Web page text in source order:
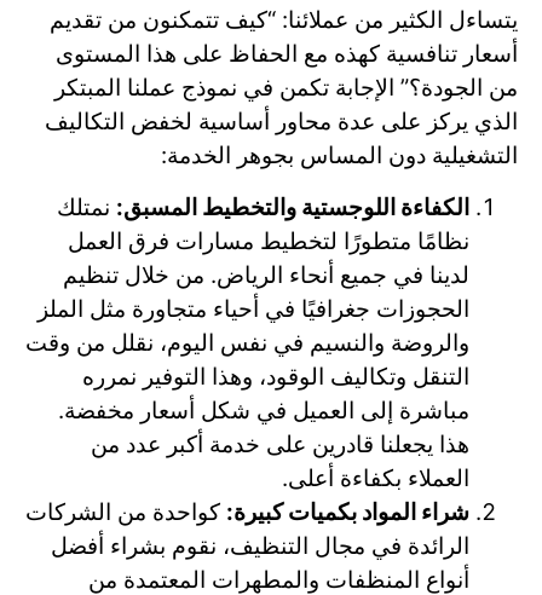
يتساءل الكثير من عملائنا: “كيف تتمكنون من تقديم
أسعار تنافسية كهذه مع الحفاظ على هذا المستوى
من الجودة؟” الإجابة تكمن في نموذج عملنا المبتكر
الذي يركز على عدة محاور أساسية لخفض التكاليف
التشغيلية دون المساس بجوهر الخدمة:
الكفاءة اللوجستية والتخطيط المسبق: نمتلك
نظامًا متطورًا لتخطيط مسارات فرق العمل
لدينا في جميع أنحاء الرياض. من خلال تنظيم
الحجوزات جغرافيًا في أحياء متجاورة مثل الملز
والروضة والنسيم في نفس اليوم، نقلل من وقت
التنقل وتكاليف الوقود، وهذا التوفير نمرره
مباشرة إلى العميل في شكل أسعار مخفضة.
هذا يجعلنا قادرين على خدمة أكبر عدد من
العملاء بكفاءة أعلى.
شراء المواد بكميات كبيرة: كواحدة من الشركات
الرائدة في مجال التنظيف، نقوم بشراء أفضل
أنواع المنظفات والمطهرات المعتمدة من